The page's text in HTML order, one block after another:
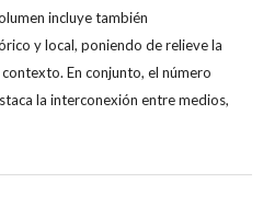
incluye también
y local, poniendo de relieve la
En conjunto, el número
la interconexión entre medios,